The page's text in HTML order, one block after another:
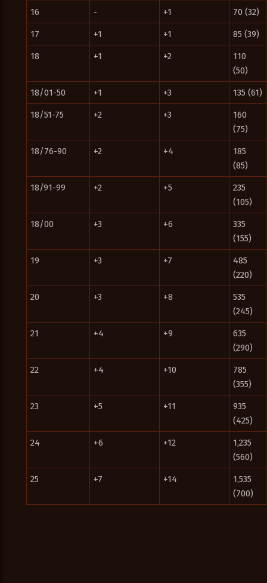
16 - +1 70 (32)
17 +1 +1 85 (39)
18 +1 +2
110
(50)
18/01-50 +1 +3 135 (61)
18/51-75 +2 +3
160
(75)
18/76-90 +2 +4
185
(85)
18/91-99 +2 +5
235
(105)
18/00 +3 +6
335
(155)
19 +3 +7
485
(220)
20 +3 +8
535
(245)
21 +4 +9
635
(290)
22 +4 +10
785
(355)
23 +5 +11
935
(425)
24 +6 +12
1,235
(560)
25 +7 +14
1,535
(700)